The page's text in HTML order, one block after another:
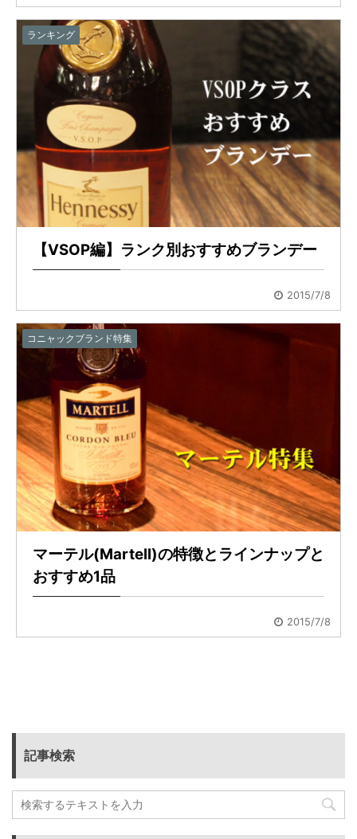
ランキング
【VSOP編】ランク別おすすめブランデー
2015/7/8
コニャックブランド特集
マーテル(Martell)の特徴とラインナップと
おすすめ1品
2015/7/8
記事検索